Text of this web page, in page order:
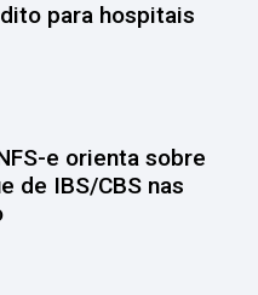
para hospitais
e orienta sobre
de IBS/CBS nas